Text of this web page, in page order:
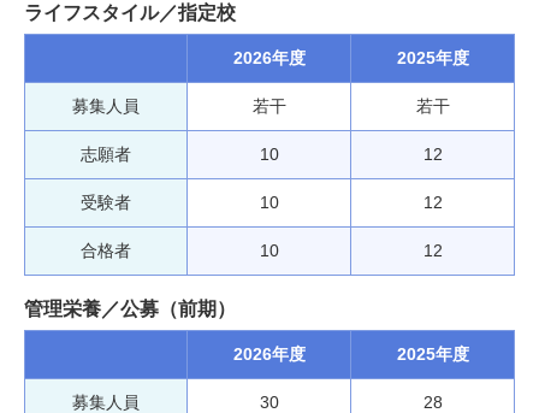
ライフスタイル／指定校
2026年度 2025年度
募集人員 若干 若干
志願者 10 12
受験者 10 12
合格者 10 12
管理栄養／公募（前期）
2026年度 2025年度
募集人員 30 28